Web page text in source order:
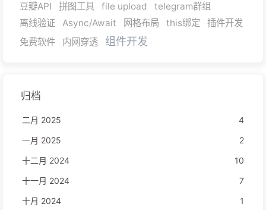
豆瓣API
拼图工具 file upload
telegram群组
离线验证
Async/Await 网格布局 this绑定
插件开发
免费软件
内网穿透 组件开发
归档
二月 2025
4
一月 2025
2
十二月 2024
10
十一月 2024
7
十月 2024
1